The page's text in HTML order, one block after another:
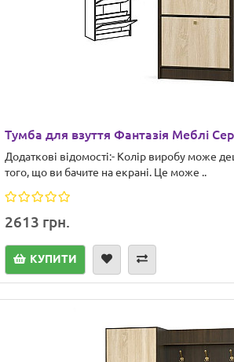
Тумба для взуття Фантазія Меблі
Додаткові відомості:- Колір виробу може
того, що ви бачите на екрані. Це може ..
2613 грн.
КУПИТИ